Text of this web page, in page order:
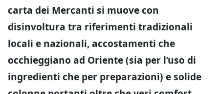
carta dei Mercanti si muove con
disinvoltura tra riferimenti tradizionali
locali e nazionali, accostamenti che
occhieggiano ad Oriente (sia per l’uso di
ingredienti che per preparazioni) e solide